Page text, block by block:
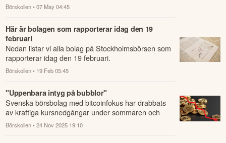
Börskollen • 07 May 04:45
Här är bolagen som rapporterar idag den 19
februari
Nedan listar vi alla bolag på Stockholmsbörsen som
rapporterar idag den 19 februari.
Börskollen • 19 Feb 05:45
"Uppenbara intyg på bubblor"
Svenska börsbolag med bitcoinfokus har drabbats
av kraftiga kursnedgångar under sommaren och
hösten.
Börskollen • 24 Nov 2025 19:10